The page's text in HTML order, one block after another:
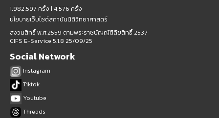
1,982,597 ครั้ง | 4,576 ครั้ง
นโยบายเว็บไซต์สถาบันนิติวิทยาศาสตร์
สงวนสิทธิ์ พ.ศ.2559 ตามพระราชบัญญัติลิขสิทธิ์ 2537
CIFS E-Service 5.1.8 25/09/25
Social Network
Instagram
Tiktok
Youtube
Threads